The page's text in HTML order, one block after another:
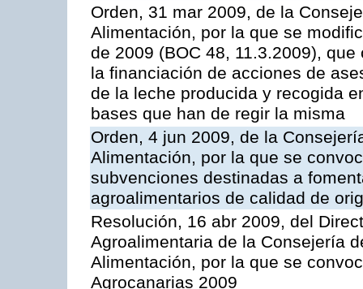
Orden, 31 mar 2009, de la
Alimentación, por la que se
de 2009 (BOC 48, 11.3.2009),
la financiación de acciones de
de la leche producida y recogida
bases que han de regir la misma
Orden, 4 jun 2009, de la
Alimentación, por la que se
subvenciones destinadas a
agroalimentarios de calidad de
Resolución, 16 abr 2009, del
Agroalimentaria de la Consejería
Alimentación, por la que se
Agrocanarias 2009